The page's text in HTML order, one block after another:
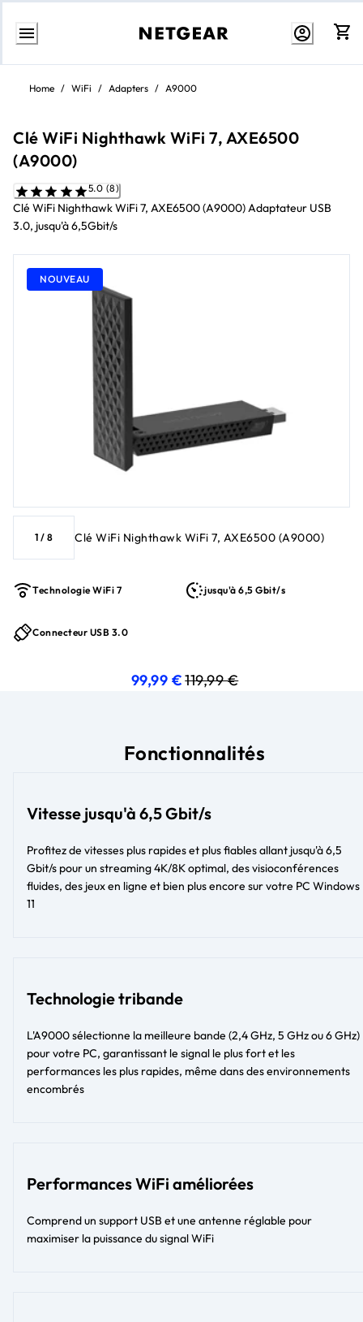
Aller
contenu
Home / WiFi / Adapters / A9000
Clé WiFi Nighthawk WiFi 7, AXE6500
(A9000)
5.0 (8)
Clé WiFi Nighthawk WiFi 7, AXE6500 (A9000) Adaptateur USB
3.0, jusqu'à 6,5Gbit/s
NOUVEAU
1 / 8 Clé WiFi Nighthawk WiFi 7, AXE6500 (A9000)
Technologie WiFi 7 jusqu'à 6,5 Gbit/s
Connecteur USB 3.0
99,99 € prix actuel 99,99 €
119,99 €
Fonctionnalités
Vitesse jusqu'à 6,5 Gbit/s
Profitez de vitesses plus rapides et plus fiables allant jusqu'à 6,5
Gbit/s pour un streaming 4K/8K optimal, des visioconférences
fluides, des jeux en ligne et bien plus encore sur votre PC Windows
11
Technologie tribande
L'A9000 sélectionne la meilleure bande (2,4 GHz, 5 GHz ou 6 GHz)
pour votre PC, garantissant le signal le plus fort et les
performances les plus rapides, même dans des environnements
encombrés
Performances WiFi améliorées
Comprend un support USB et une antenne réglable pour
maximiser la puissance du signal WiFi